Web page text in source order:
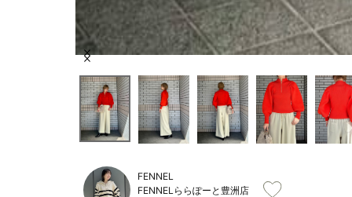
Item
of
FENNEL
FENNELららぽーと豊洲店